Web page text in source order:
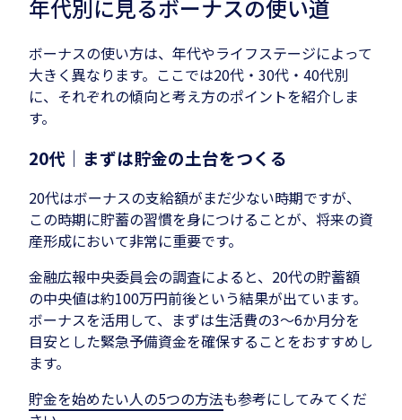
年代別に見るボーナスの使い道
ボーナスの使い方は、年代やライフステージによって
大きく異なります。ここでは20代・30代・40代別
に、それぞれの傾向と考え方のポイントを紹介しま
す。
20代｜まずは貯金の土台をつくる
20代はボーナスの支給額がまだ少ない時期ですが、
この時期に貯蓄の習慣を身につけることが、将来の資
産形成において非常に重要です。
金融広報中央委員会の調査によると、20代の貯蓄額
の中央値は約100万円前後という結果が出ています。
ボーナスを活用して、まずは生活費の3〜6か月分を
目安とした緊急予備資金を確保することをおすすめし
ます。
貯金を始めたい人の5つの方法も参考にしてみてくだ